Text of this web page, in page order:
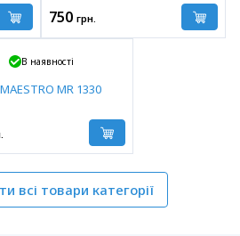
750 грн.
В наявності
MR 1330
всі товари категорії